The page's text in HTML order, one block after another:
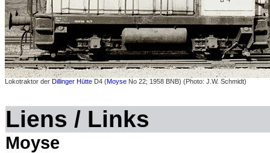
Lokotraktor der Dillinger Hütte D4 (Moyse No 22; 1958 BNB) (Photo: J.W. Schmidt)
Liens / Links
Moyse